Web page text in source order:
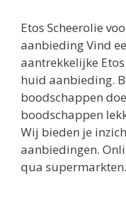
Etos Scheerolie
aanbieding Vind
aantrekkelijke
huid aanbieding.
boodschappen
boodschappen
Wij bieden je
aanbiedingen.
qua